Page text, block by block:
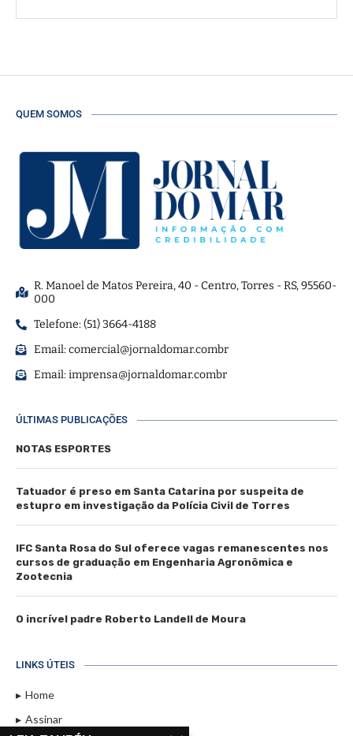
QUEM SOMOS
R. Manoel de Matos Pereira, 40 - Centro, Torres - RS, 95560-
000
Telefone: (51) 3664-4188
Email:comercial@jornaldomar.combr
Email:imprensa@jornaldomar.combr
ÚLTIMAS PUBLICAÇÕES
NOTAS ESPORTES
Tatuador é preso em Santa Catarina por suspeita de
estupro em investigação da Polícia Civil de Torres
IFC Santa Rosa do Sul oferece vagas remanescentes nos
cursos de graduação em Engenharia Agronômica e
Zootecnia
O incrível padre Roberto Landell de Moura
LINKS ÚTEIS
Home
Assinar